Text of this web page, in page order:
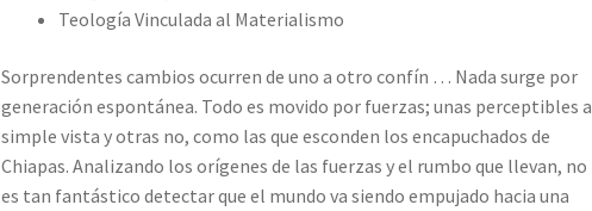
Teología Vinculada al Materialismo
Sorprendentes cambios ocurren de uno a otro confín … Nada surge por
generación espontánea. Todo es movido por fuerzas; unas perceptibles a
simple vista y otras no, como las que esconden los encapuchados de
Chiapas. Analizando los orígenes de las fuerzas y el rumbo que llevan, no
es tan fantástico detectar que el mundo va siendo empujado hacia una